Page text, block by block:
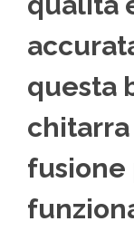
questa